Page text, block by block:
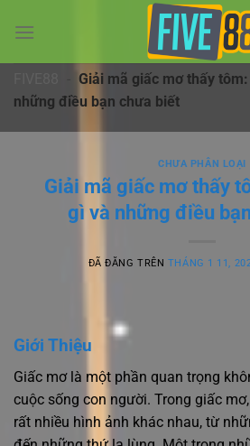
đến
Giải mã giấc mơ thấy
những điều bạn chưa biết
CHƯA PHÂN LOẠI
Giải mã giấc mơ thấy
gì và những điều
ĐÃ ĐĂNG TRÊN THÁNG 1 11,
Giới Thiệu
Giấc mơ là một phần quan trọng
cuộc sống con người. Trong giấc
rất nhiều hình ảnh khác nhau, từ